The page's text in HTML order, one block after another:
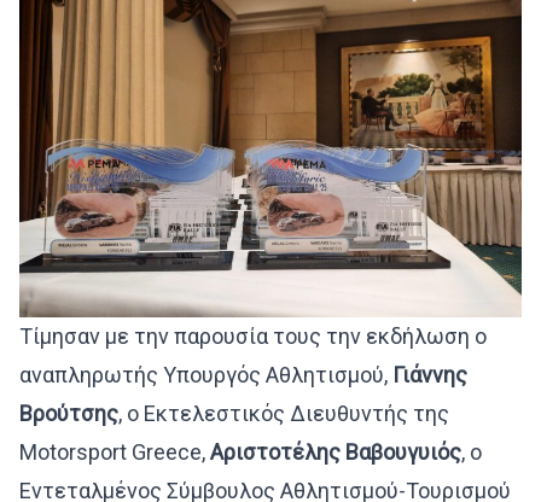
Τίμησαν με την παρουσία τους την εκδήλωση ο
αναπληρωτής Υπουργός Αθλητισμού, Γιάννης
Βρούτσης, ο Εκτελεστικός Διευθυντής της
Motorsport Greece,Αριστοτέλης Βαβουγυιός, ο
Εντεταλμένος Σύμβουλος Αθλητισμού-Τουρισμού